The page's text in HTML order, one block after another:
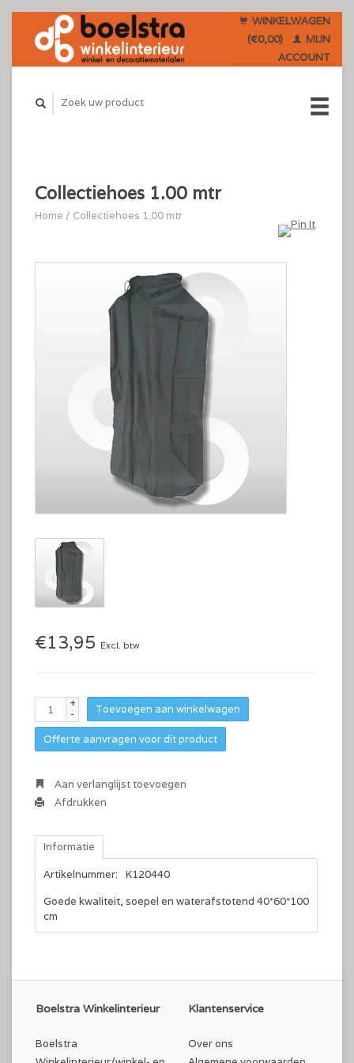
WINKELWAGEN
(€0,00)
MIJN
ACCOUNT
Collectiehoes 1.00 mtr
Home / Collectiehoes 1.00 mtr
€13,95 Excl. btw
+
-
Toevoegen aan winkelwagen
Offerte aanvragen voor dit product
Aan verlanglijst toevoegen
Afdrukken
Informatie
Artikelnummer:
K120440
Goede kwaliteit, soepel en waterafstotend 40*60*100
cm
Boelstra Winkelinterieur
Boelstra
Klantenservice
Over ons